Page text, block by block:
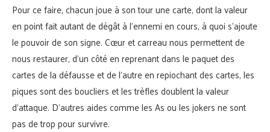
Pour ce faire, chacun joue à son tour une carte, dont la valeur
en point fait autant de dégât à l’ennemi en cours, à quoi s’ajoute
le pouvoir de son signe. Cœur et carreau nous permettent de
nous restaurer, d’un côté en reprenant dans le paquet des
cartes de la défausse et de l’autre en repiochant des cartes, les
piques sont des boucliers et les trèfles doublent la valeur
d’attaque. D’autres aides comme les As ou les jokers ne sont
pas de trop pour survivre.